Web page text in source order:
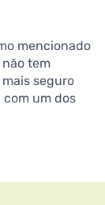
mencionado
tem
seguro
com um dos